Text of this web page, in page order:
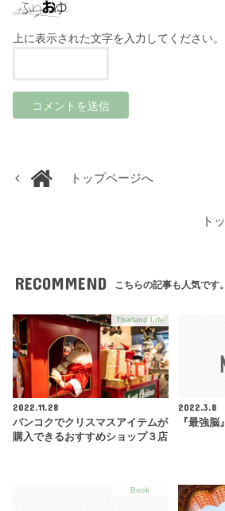
上に表示された文字を入力してください。
トップページへ
ト
RECOMMEND こちらの記事も人気です。
Thailand Life
2022.11.28
バンコクでクリスマスアイテムが
購入できるおすすめショップ３店
2022.3.8
『最強
Book